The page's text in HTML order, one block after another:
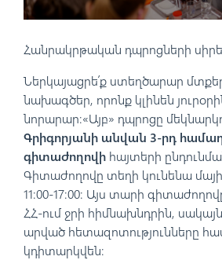
Հանրակրթական դպրոցների
Ներկայացրե՛ք ստեղծարար
նախագծեր, որոնք կլինեն
նորարար։«Այբ» դպրոցը
Գրիգորյանի անվան 3-րդ
գիտաժողովի հայտերի
Գիտաժողովը տեղի կունենա
11։00-17։00։ Այս տարի
ՀՀ-ում ջրի հիմնախնդրին,
արված հետազոտությունները
կդիտարկվեն։